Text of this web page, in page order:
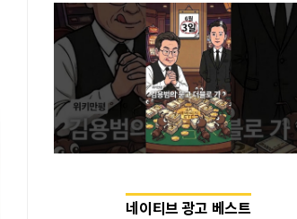
네이티브 광고 베스트